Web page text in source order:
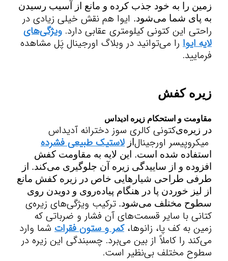
زمین را به خود جذب کرده و مانع از آسیب رسیدن
به پای شما می‌شود. ایوا هم نقش خیلی زیادی در
راحتی این کتونی کیلومتری عقابی دارد. ویژگی‌های
لایه ایوا را می‌توانید در وبلاگ اورجینال پَل مشاهده
فرمایید.
زیره کفش
مقاومت و استحکام زیره ادیداس
در زیره‌یکتونی کالری سوز دخترانه آدیداس
میکروپیسر اورجینال از لاستیک طبیعی فشرده
استفاده شده است. این لایه به مقاومت کفش
افزوده و از ساییدگی زیره آن جلوگیری می‌کند. از
طرفی طراحی شیارهایی خاص در زیره کفش مانع
از لیز خوردن پا در هنگام پیاده‌روی و دویدن روی
سطوح مختلف می‌شود. ترکیب ویژگی‌های زیره‌ی
کتانی با سایر قسمت‌های آن فشار و ضرباتی که
زمین به کف پا، زانوها،کمر و ستون فقرات شما وارد
می‌کند را کاملاً از بین می‌برد. چسبندگی این زیره در
سطوح مختلف بی‌نظیر است.